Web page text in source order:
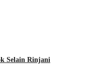
Selain Rinjani